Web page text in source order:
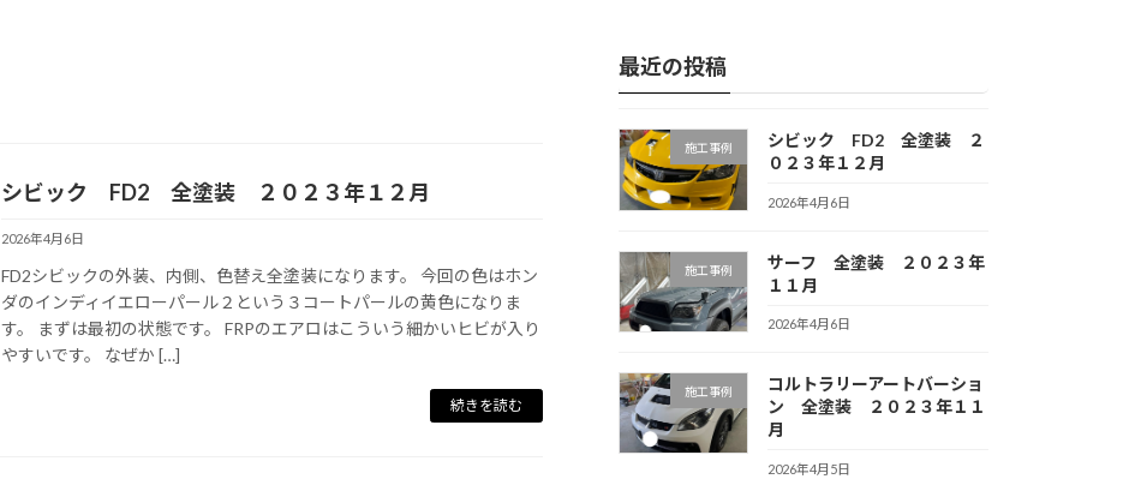
シビック FD2 全塗装 ２０２３年１２月
2026年4月6日
FD2シビックの外装、内側、色替え全塗装になります。 今回の色はホン
ダのインディイエローパール２という３コートパールの黄色になりま
す。 まずは最初の状態です。 FRPのエアロはこういう細かいヒビが入り
やすいです。 なぜか […]
続きを読む
最近の投稿
施工事例
シビック FD2 全塗装 ２
０２３年１２月
2026年4月6日
施工事例
サーフ 全塗装 ２０２３年
１１月
2026年4月6日
施工事例
コルトラリーアートバーショ
ン 全塗装 ２０２３年１１
月
2026年4月5日